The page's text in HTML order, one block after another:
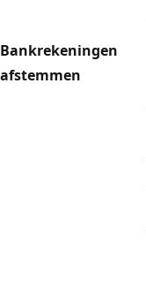
Bankrekeningen
afstemmen